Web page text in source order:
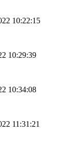
10:22:15
10:29:39
10:34:08
11:31:21